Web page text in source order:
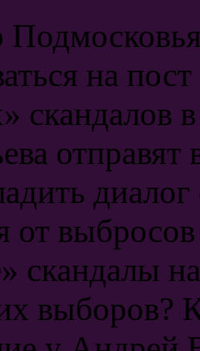
на
скандалов
отправят
от выбросов
скандалы
выборов?